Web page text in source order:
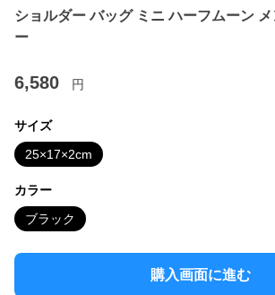
ショルダー バッグ ミニ ハーフムーン
ー
6,580 円
サイズ
25×17×2cm
カラー
ブラック
購入画面に進む